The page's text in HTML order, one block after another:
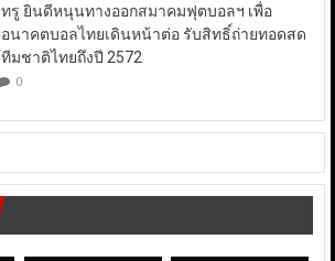
ทรู ยินดีหนุนทางออกสมาคมฟุตบอลฯ เพื่อ
อนาคตบอลไทยเดินหน้าต่อ รับสิทธิ์ถ่ายทอดสด
ทีมชาติไทยถึงปี 2572
0